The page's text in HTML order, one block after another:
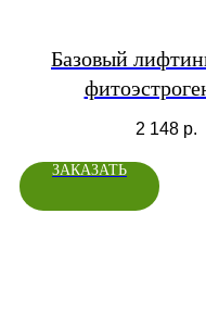
Базовый
2 148 р.
ЗАКАЗАТЬ